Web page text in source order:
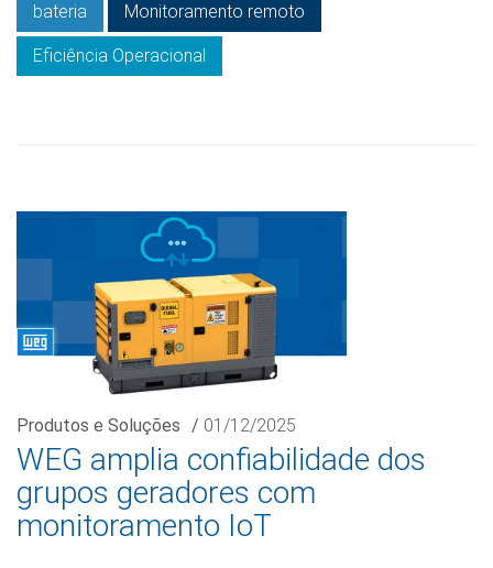
bateria Monitoramento remoto
Eficiência Operacional
Produtos e Soluções / 01/12/2025
WEG amplia confiabilidade dos
grupos geradores com
monitoramento IoT